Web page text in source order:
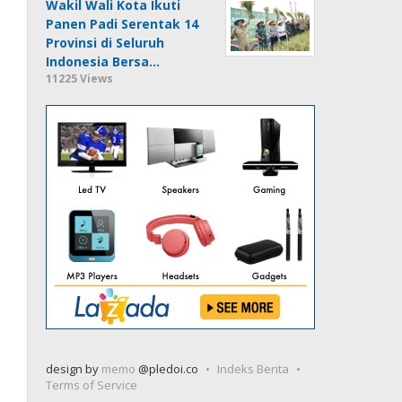
Wakil Wali Kota Ikuti
Panen Padi Serentak 14
Provinsi di Seluruh
Indonesia Bersa…
11225 Views
design by memo @pledoi.co
Indeks Berita
Terms of Service